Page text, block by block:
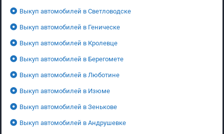
Выкуп автомобилей в Светловодске
Выкуп автомобилей в Геническе
Выкуп автомобилей в Кролевце
Выкуп автомобилей в Берегомете
Выкуп автомобилей в Люботине
Выкуп автомобилей в Изюме
Выкуп автомобилей в Зенькове
Выкуп автомобилей в Андрушевке